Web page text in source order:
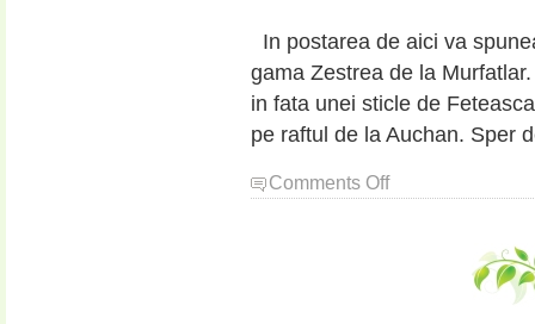
In postarea de aici va
gama Zestrea de la
in fata unei sticle de
pe raftul de la Auchan. Sper
Comments Offon
Zestrea